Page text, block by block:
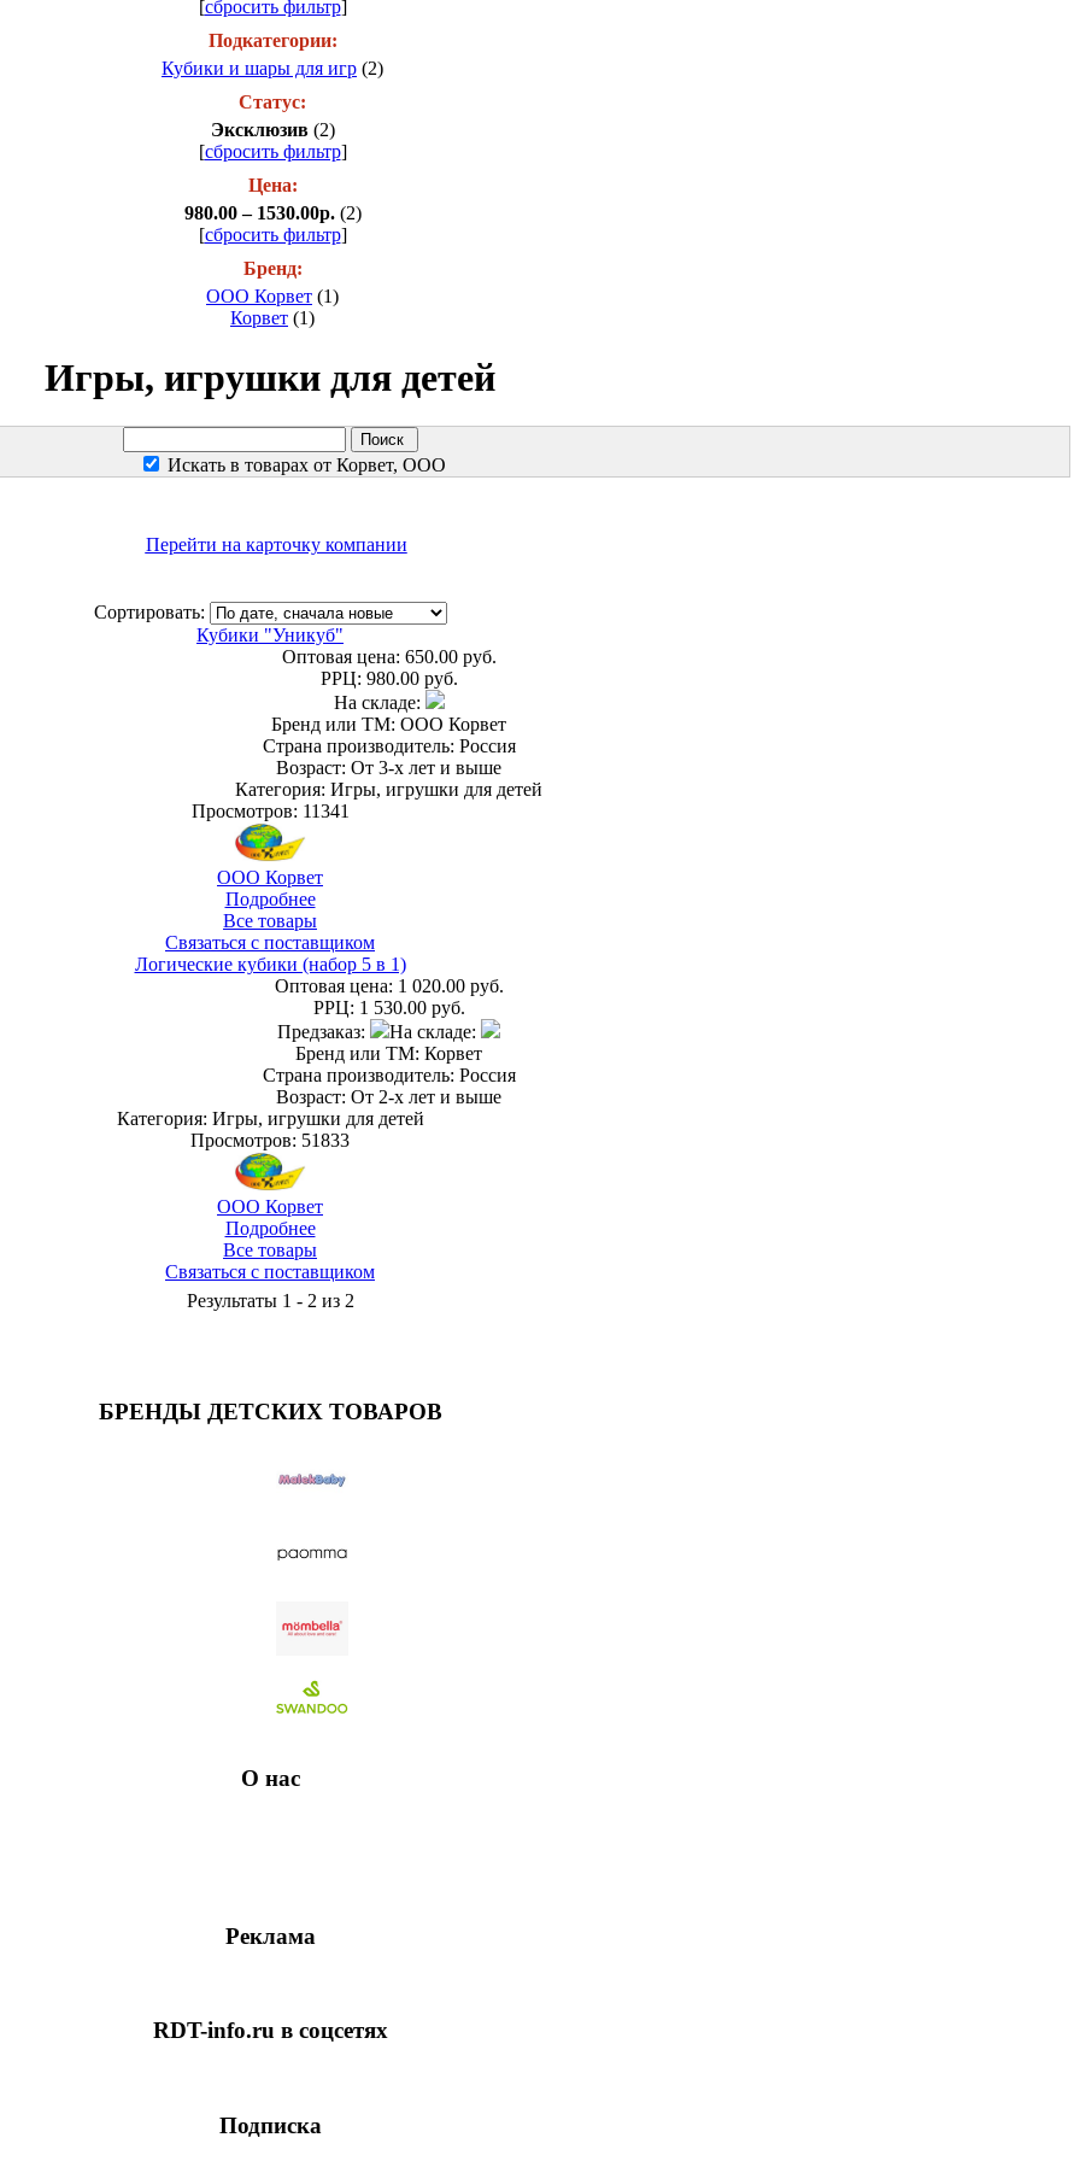
[сбросить фильтр]
Подкатегории:
Кубики и шары для игр (2)
Статус:
Эксклюзив (2)
[сбросить фильтр]
Цена:
980.00 – 1530.00р. (2)
[сбросить фильтр]
Бренд:
ООО Корвет (1)
Корвет (1)
Игры, игрушки для детей
Искать в товарах от Корвет, ООО
Перейти на карточку компании
Сортировать:
Кубики "Уникуб"
Оптовая цена: 650.00 руб.
РРЦ: 980.00 руб.
На складе:
Бренд или ТМ: ООО Корвет
Страна производитель: Россия
Возраст: От 3-х лет и выше
Категория: Игры, игрушки для детей
Просмотров: 11341
ООО Корвет
Подробнее
Все товары
Связаться с поставщиком
Логические кубики (набор 5 в 1)
Оптовая цена: 1 020.00 руб.
РРЦ: 1 530.00 руб.
Предзаказ:
На складе:
Бренд или ТМ: Корвет
Страна производитель: Россия
Возраст: От 2-х лет и выше
Категория: Игры, игрушки для детей
Просмотров: 51833
ООО Корвет
Подробнее
Все товары
Связаться с поставщиком
Результаты 1 - 2 из 2
БРЕНДЫ ДЕТСКИХ ТОВАРОВ
О нас
Реклама
RDT-info.ru в соцсетях
Подписка